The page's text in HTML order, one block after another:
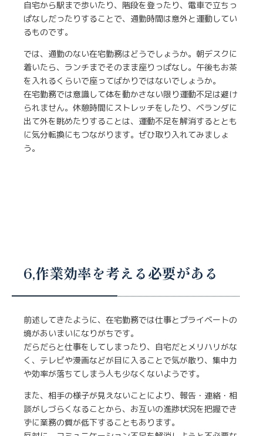
自宅から駅まで歩いたり、階段を登ったり、電車で立ちっ
ぱなしだったりすることで、通勤時間は意外と運動してい
るものです。
では、通勤のない在宅勤務はどうでしょうか。朝デスクに
着いたら、ランチまでそのまま座りっぱなし。午後もお茶
を入れるくらいで座ってばかりではないでしょうか。
在宅勤務では意識して体を動かさない限り運動不足は避け
られません。休憩時間にストレッチをしたり、ベランダに
出て外を眺めたりすることは、運動不足を解消するととも
に気分転換にもつながります。ぜひ取り入れてみましょ
う。
6,作業効率を考える必要がある
前述してきたように、在宅勤務では仕事とプライベートの
境があいまいになりがちです。
だらだらと仕事をしてしまったり、自宅だとメリハリがな
く、テレビや漫画などが目に入ることで気が散り、集中力
や効率が落ちてしまう人も少なくないようです。
また、相手の様子が見えないことにより、報告・連絡・相
談がしづらくなることから、お互いの進捗状況を把握でき
ずに業務の質が低下することもあります。